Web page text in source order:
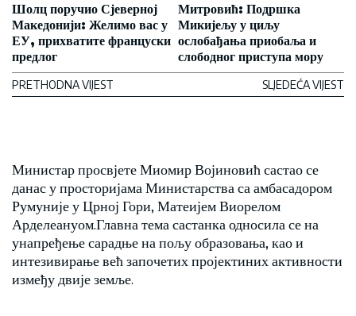
Шолц поручио Сјеверној
Македонији: Желимо вас у
ЕУ, прихватите француски
предлог
PRETHODNA VIJEST
Митровић: Подршка
Микијељу у циљу
ослобађања приобаља и
слободног приступа мору
SLJEDEĆA VIJEST
Министар просвјете Миомир Војиновић састао се
данас у просторијама Министарства са амбасадором
Румуније у Црној Гори, Матеијем Виорелом
Арделеануом.Главна тема састанка односила се на
унапређење сарадње на пољу образовања, као и
интезивирање већ започетих пројектиних активности
између двије земље.